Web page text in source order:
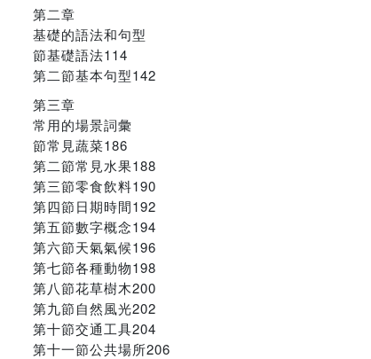
第二章
基礎的語法和句型
節基礎語法114
第二節基本句型142
第三章
常用的場景詞彙
節常見蔬菜186
第二節常見水果188
第三節零食飲料190
第四節日期時間192
第五節數字概念194
第六節天氣氣候196
第七節各種動物198
第八節花草樹木200
第九節自然風光202
第十節交通工具204
第十一節公共場所206